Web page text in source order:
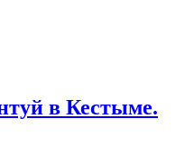
в Кестыме.